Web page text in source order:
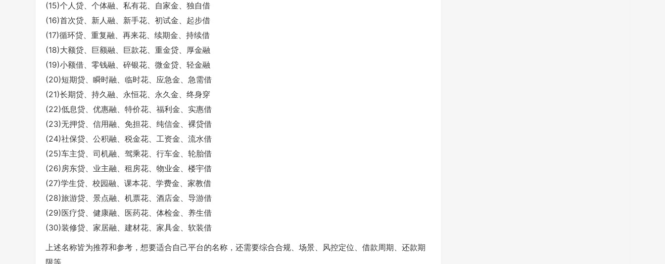
(15)个人贷、个体融、私有花、自家金、独自借
(16)首次贷、新人融、新手花、初试金、起步借
(17)循环贷、重复融、再来花、续期金、持续借
(18)大额贷、巨额融、巨款花、重金贷、厚金融
(19)小额借、零钱融、碎银花、微金贷、轻金融
(20)短期贷、瞬时融、临时花、应急金、急需借
(21)长期贷、持久融、永恒花、永久金、终身穿
(22)低息贷、优惠融、特价花、福利金、实惠借
(23)无押贷、信用融、免担花、纯信金、裸贷借
(24)社保贷、公积融、税金花、工资金、流水借
(25)车主贷、司机融、驾乘花、行车金、轮胎借
(26)房东贷、业主融、租房花、物业金、楼宇借
(27)学生贷、校园融、课本花、学费金、家教借
(28)旅游贷、景点融、机票花、酒店金、导游借
(29)医疗贷、健康融、医药花、体检金、养生借
(30)装修贷、家居融、建材花、家具金、软装借
上述名称皆为推荐和参考，想要适合自己平台的名称，还需要综合合规、场景、风控定位、借款周期、还款期
限等。